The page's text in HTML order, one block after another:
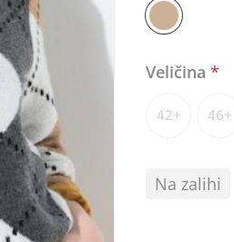
Veličina*
42+ 46+
Na zalihi